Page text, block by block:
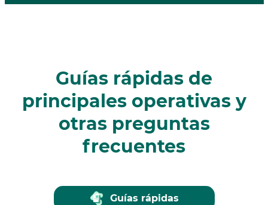
Guías rápidas de
principales operativas y
otras preguntas
frecuentes
Guías rápidas